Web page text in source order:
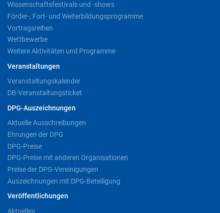
Wissenschaftsfestivals und -shows
Förder-, Fort- und Weiterbildungsprogramme
Vortragsreihen
Wettbewerbe
Weitere Aktivitäten und Programme
Veranstaltungen
Veranstaltungskalender
DB-Veranstaltungsticket
DPG-Auszeichnungen
Aktuelle Ausschreibungen
Ehrungen der DPG
DPG-Preise
DPG-Preise mit anderen Organisationen
Preise der DPG-Vereinigungen
Auszeichnungen mit DPG-Beteiligung
Veröffentlichungen
Aktuelles